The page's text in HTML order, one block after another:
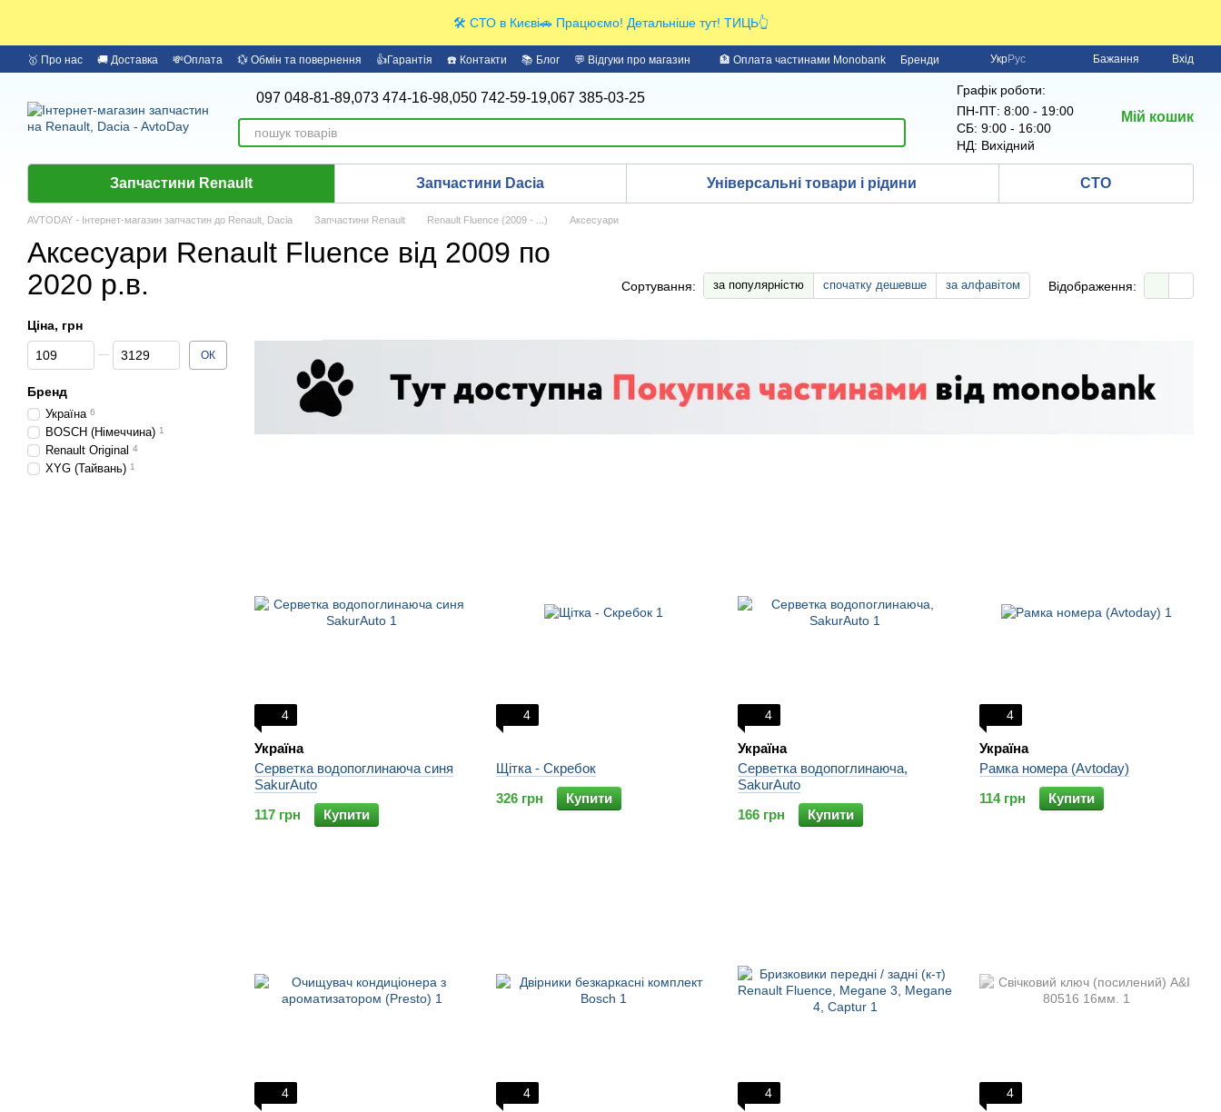
🛠️ СТО в Києві🚗 Працюємо! Детальніше тут! ТИЦЬ👆
🥇 Про нас 🚚 Доставка 💸Оплата 💱 Обмін та повернення 👍Гарантія ☎️ Контакти 📚 Блог 💬 Відгуки про магазин 🏦 Оплата частинами Monobank Бренди УкрРус Бажання Вхід
097 048-81-89,073 474-16-98,050 742-59-19,067 385-03-25
Графік роботи:
ПН-ПТ: 8:00 - 19:00
СБ: 9:00 - 16:00
НД: Вихідний
Мій кошик
Запчастини Renault Запчастини Dacia Універсальні товари і рідини СТО
AVTODAY - Інтернет-магазин запчастин до Renault, Dacia Запчастини Renault Renault Fluence (2009 - ...) Аксесуари
Аксесуари Renault Fluence від 2009 по
2020 р.в.
Сортування: за популярністю спочатку дешевше за алфавітом Відображення:
4
Україна
Серветка водопоглинаюча синя
SakurAuto
117 грн
Купити
4
Щітка - Скребок
326 грн
Купити
4
Україна
Серветка водопоглинаюча,
SakurAuto
166 грн
Купити
4
Україна
Рамка номера (Avtoday)
114 грн
Купити
4 4 4 4
Ціна, грн
Від Ціна, грн
До Ціна, грн ОК
Бренд
Україна 6
BOSCH (Німеччина) 1
Renault Original 4
XYG (Тайвань) 1